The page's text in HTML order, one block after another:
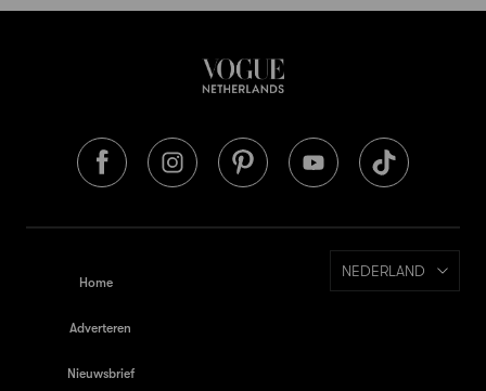
Home
Adverteren
Nieuwsbrief
NEDERLAND